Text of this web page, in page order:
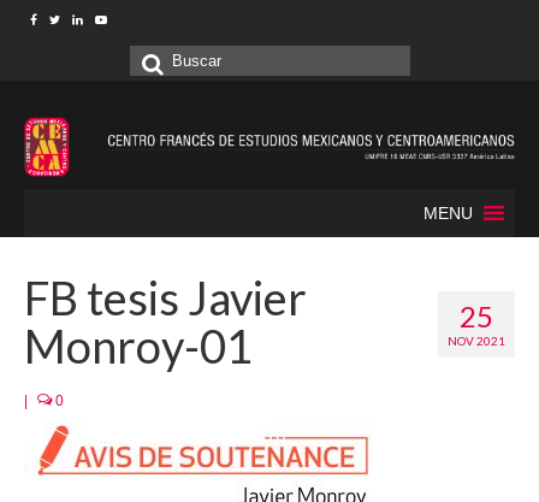
Buscar
MENU
25
NOV 2021
FB tesis Javier
Monroy-01
0